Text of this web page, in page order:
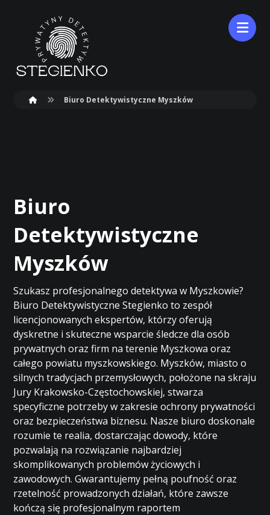
Biuro Detektywistyczne Myszków
Biuro
Detektywistyczne
Myszków
Szukasz profesjonalnego detektywa w Myszkowie?
Biuro Detektywistyczne Stegienko to zespół
licencjonowanych ekspertów, którzy oferują
dyskretne i skuteczne wsparcie śledcze dla osób
prywatnych oraz firm na terenie Myszkowa oraz
całego powiatu myszkowskiego. Myszków, miasto o
silnych tradycjach przemysłowych, położone na skraju
Jury Krakowsko-Częstochowskiej, stwarza
specyficzne potrzeby w zakresie ochrony prywatności
oraz bezpieczeństwa biznesu. Nasze biuro doskonale
rozumie te realia, dostarczając dowody, które
pozwalają na rozwiązanie najbardziej
skomplikowanych problemów życiowych i
zawodowych. Gwarantujemy pełną poufność oraz
rzetelność prowadzonych działań, które zawsze
kończą się profesjonalnym raportem